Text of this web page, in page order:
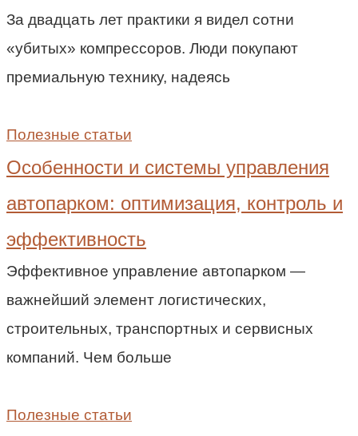
За двадцать лет практики я видел сотни
«убитых» компрессоров. Люди покупают
премиальную технику, надеясь
Полезные статьи
Особенности и системы управления
автопарком: оптимизация, контроль и
эффективность
Эффективное управление автопарком —
важнейший элемент логистических,
строительных, транспортных и сервисных
компаний. Чем больше
Полезные статьи